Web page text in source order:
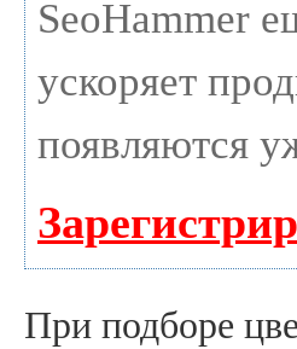
SeoHammer
ускоряет
появляются
При подборе